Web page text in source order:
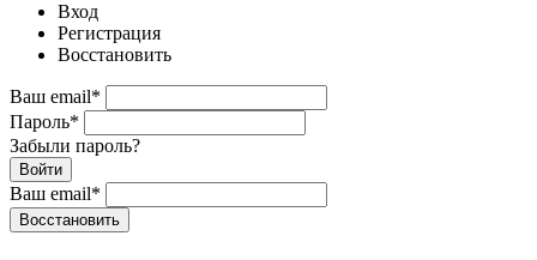
Вход
Регистрация
Восстановить
Ваш email*
Пароль*
Забыли пароль?
Войти
Ваш email*
Воcстановить